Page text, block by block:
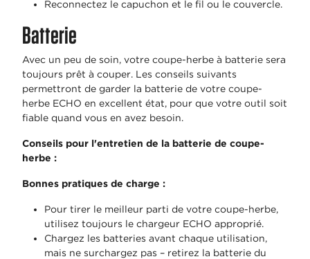
Reconnectez le capuchon et le fil ou le couvercle.
Batterie
Avec un peu de soin, votre coupe-herbe à batterie sera
toujours prêt à couper. Les conseils suivants
permettront de garder la batterie de votre coupe-
herbe ECHO en excellent état, pour que votre outil soit
fiable quand vous en avez besoin.
Conseils pour l'entretien de la batterie de coupe-
herbe :
Bonnes pratiques de charge :
Pour tirer le meilleur parti de votre coupe-herbe,
utilisez toujours le chargeur ECHO approprié.
Chargez les batteries avant chaque utilisation,
mais ne surchargez pas – retirez la batterie du